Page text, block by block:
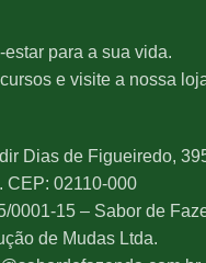
para a sua vida.
e visite a nossa
Dias de Figueiredo,
CEP: 02110-000
0001-15 – Sabor de
de Mudas Ltda.